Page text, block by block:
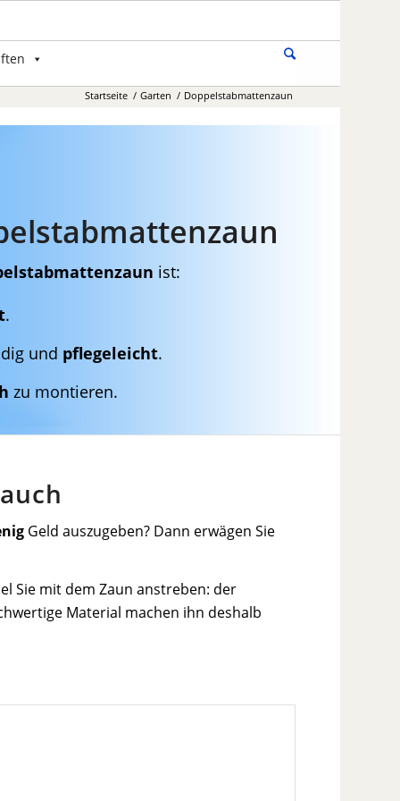
Startseite / Garten / Doppelstabmattenzaun
ist:
.
und pflegeleicht.
zu montieren.
Geld auszugeben? Dann erwägen Sie
Sie mit dem Zaun anstreben: der
Material machen ihn deshalb